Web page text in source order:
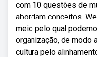
com 10 questões de
abordam conceitos.
meio pelo qual
organização, de modo
cultura pelo